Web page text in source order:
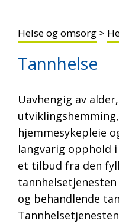
Helse og omsorg >
Tannhelse
Uavhengig av
hjemmesykepleie
langvarig opphold
et tilbud fra den
og behandlende